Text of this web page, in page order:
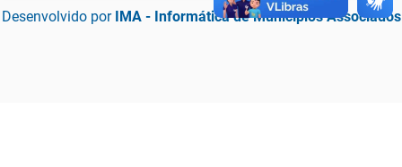
Desenvolvido por IMA - Informática de Municípios Associados